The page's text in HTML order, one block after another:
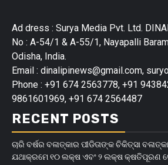
Ad dress : Surya Media Pvt. Ltd.
No : A-54/1 & A-55/1, Nayapalli
Odisha, India.
Email : dinalipinews@gmail.com,
Phone : +91 674 2563778, +91
9861601969, +91 674 2564487
RECENT POSTS
ଚାରି ବର୍ଷର ବଳାତ୍କାର ପୀଡିତାଙ୍କ ଚିକିତ୍ସା
ଯଥାକ୍ରମେ ୧୦ ଲକ୍ଷ ଏବଂ ୨ ଲକ୍ଷ କ୍ଷତିପୂରଣ